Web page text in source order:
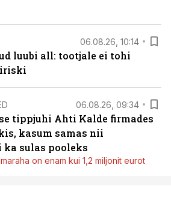
06.08.26, 10:14
luubi all: tootjale ei tohi
06.08.26, 09:34
tippjuhi Ahti Kalde firmades
kasum samas nii
sulas pooleks
on enam kui 1,2 miljonit eurot